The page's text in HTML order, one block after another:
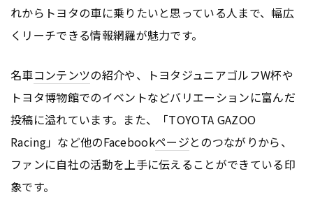
れからトヨタの車に乗りたいと思っている人まで、幅広
くリーチできる情報網羅が魅力です。
名車コンテンツの紹介や、トヨタジュニアゴルフW杯や
トヨタ博物館でのイベントなどバリエーションに富んだ
投稿に溢れています。また、「TOYOTA GAZOO
Racing」など他のFacebookページとのつながりから、
ファンに自社の活動を上手に伝えることができている印
象です。